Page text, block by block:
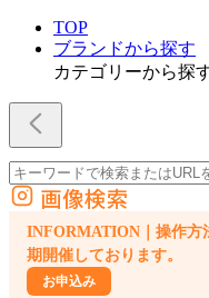
TOP
ブランドから探す
カテゴリーから探
外部サイトの商品をカートに追加
他のサイトで見つけた商品ページの
画像検索
INFORMATION｜操作方
期開催しております。
お申込み